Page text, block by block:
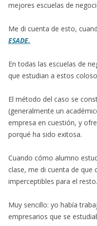
mejores escuelas de
Me di cuenta de esto,
ESADE.
En todas las escuelas de
que estudian a estos
El método del caso se
(generalmente un
empresa en cuestión, y
porqué ha sido exitosa.
Cuando cómo alumno
clase, me di cuenta de
imperceptibles para el
Muy sencillo: yo había
empresarios que se